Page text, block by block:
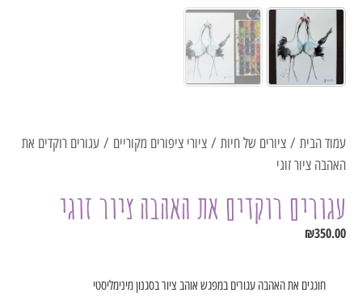
עמוד הבית / ציורים של חיות / ציורי ציפורים מקוריים / עגורים רוקדים את
האהבה ציור זוגי
עגורים רוקדים את האהבה ציור זוגי
₪350.00
חוגגים את האהבה עגורים במפגש אוהב ציור בסגנון מינימליסטי